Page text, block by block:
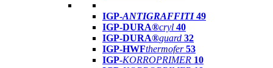
IGP-ANTIGRAFFITI49
IGP-DURA®cryl 40
IGP-DURA®guard 32
IGP-HWFthermofer 53
IGP-KORROPRIMER 10